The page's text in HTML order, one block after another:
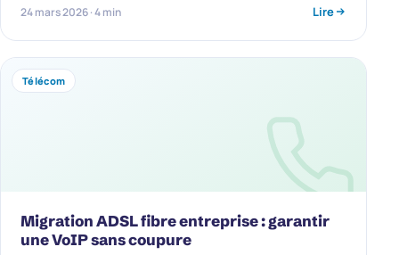
24 mars 2026 · 4 min Lire
Télécom
Migration ADSL fibre entreprise : garantir
une VoIP sans coupure